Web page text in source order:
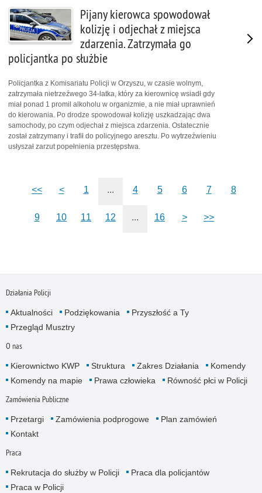
Pijany kierowca spowodował
kolizję i odjechał z miejsca
zdarzenia. Zatrzymała go
policjantka po służbie
Policjantka z Komisariatu Policji w Orzyszu, w czasie wolnym,
zatrzymała nietrzeźwego 34-latka, który za kierownicę wsiadł gdy
miał ponad 1 promil alkoholu w organizmie, a nie miał uprawnień
do kierowania. Po drodze spowodował kolizję uszkadzając dwa
samochody, po czym odjechał z miejsca zdarzenia. Ostatecznie
został zatrzymany i trafił do policyjnego aresztu. Po wytrzeźwieniu
usłyszał zarzut popełnienia przestępstwa.
<< < 1 ... 4 5 6 7 8
9 10 11 12 ... 16 > >>
Działania Policji
Aktualności Podziękowania
Przyszłość a Ty
Przegląd Musztry
O nas
Kierownictwo KWP Struktura Zakres Działania
Komendy
Komendy na mapie
Prawa człowieka Równość płci w Policji
Zamówienia Publiczne
Przetargi Zamówienia podprogowe
Plan zamówień
Kontakt
Praca
Rekrutacja do służby w Policji
Praca dla policjantów
Praca w Policji